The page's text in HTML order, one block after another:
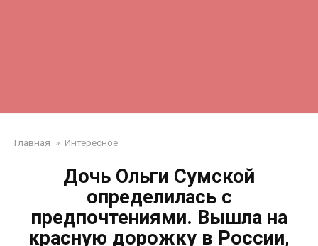
Главная » Интересное
Дочь Ольги Сумской
определилась с
предпочтениями. Вышла на
красную дорожку в России,